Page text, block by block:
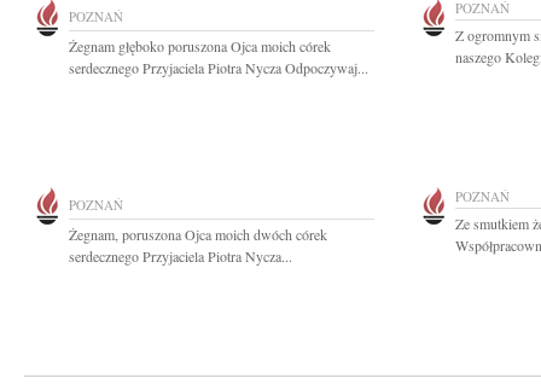
POZNAŃ
Żegnam głęboko poruszona Ojca moich córek
serdecznego Przyjaciela Piotra Nycza Odpoczywaj...
POZNAŃ
Z ogromnym
naszego
POZNAŃ
Żegnam, poruszona Ojca moich dwóch córek
serdecznego Przyjaciela Piotra Nycza...
POZNAŃ
Ze smutkiem